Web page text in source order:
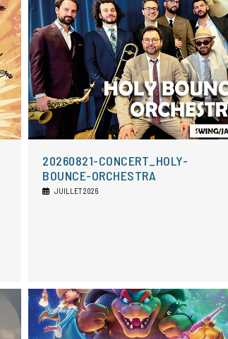
20260821-CONCERT_HOLY-
BOUNCE-ORCHESTRA
JUILLET 2026